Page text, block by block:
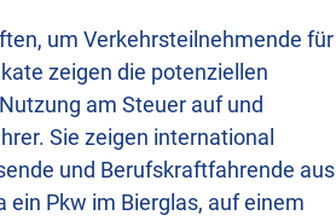
um Verkehrsteilnehmende für
zeigen die potenziellen
am Steuer auf und
Sie zeigen international
und Berufskraftfahrende aus
Pkw im Bierglas, auf einem